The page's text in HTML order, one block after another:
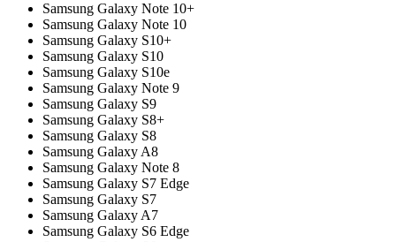
Samsung Galaxy Note 10+
Samsung Galaxy Note 10
Samsung Galaxy S10+
Samsung Galaxy S10
Samsung Galaxy S10e
Samsung Galaxy Note 9
Samsung Galaxy S9
Samsung Galaxy S8+
Samsung Galaxy S8
Samsung Galaxy A8
Samsung Galaxy Note 8
Samsung Galaxy S7 Edge
Samsung Galaxy S7
Samsung Galaxy A7
Samsung Galaxy S6 Edge